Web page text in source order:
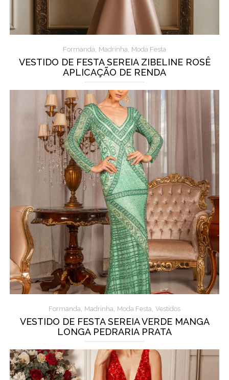
Formanda, Madrinha, Moda Festa
VESTIDO DE FESTA SEREIA ZIBELINE ROSÊ
APLICAÇÃO DE RENDA
Formanda, Madrinha, Moda Festa, Vestidos
VESTIDO DE FESTA SEREIA VERDE MANGA
LONGA PEDRARIA PRATA